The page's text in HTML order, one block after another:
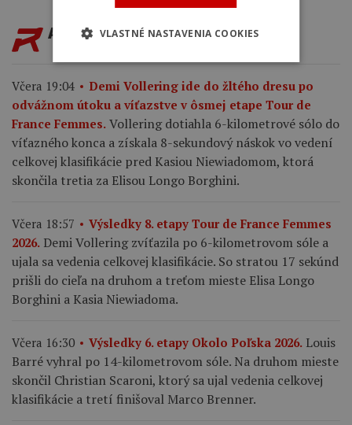
AKTUALITY
Včera 19:04
Demi Vollering ide do žltého dresu po
odvážnom útoku a víťazstve v ôsmej etape Tour de
France Femmes. Vollering dotiahla 6-kilometrové sólo do
víťazného konca a získala 8-sekundový náskok vo vedení
celkovej klasifikácie pred Kasiou Niewiadomom, ktorá
skončila tretia za Elisou Longo Borghini.
Včera 18:57
Výsledky 8. etapy Tour de France Femmes
2026. Demi Vollering zvíťazila po 6-kilometrovom sóle a
ujala sa vedenia celkovej klasifikácie. So stratou 17 sekúnd
prišli do cieľa na druhom a treťom mieste Elisa Longo
Borghini a Kasia Niewiadoma.
Včera 16:30 Výsledky 6. etapy Okolo Poľska 2026. Louis
Barré vyhral po 14-kilometrovom sóle. Na druhom mieste
skončil Christian Scaroni, ktorý sa ujal vedenia celkovej
klasifikácie a tretí finišoval Marco Brenner.
VLASTNÉ NASTAVENIA COOKIES